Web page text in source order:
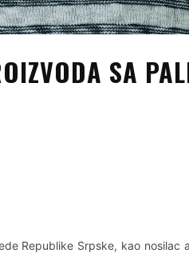
SA
Republike Srpske, kao nosilac